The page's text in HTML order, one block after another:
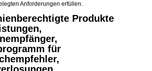
Anforderungen erfüllen.
Produkte
für